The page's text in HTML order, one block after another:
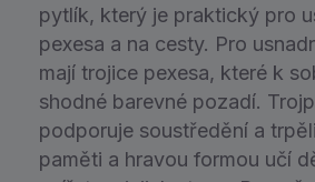
pytlík, který je praktický pro
pexesa a na cesty. Pro
mají trojice pexesa, které k
shodné barevné pozadí.
podporuje soustředění a
paměti a hravou formou učí